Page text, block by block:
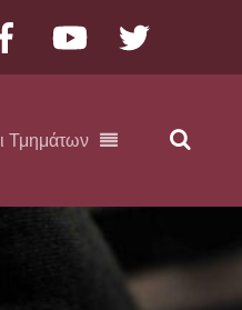
Facebook YouTube
Τμημάτων